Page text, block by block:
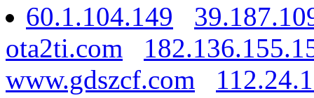
60.1.104.149
ota2ti.com
www.gdszcf.com